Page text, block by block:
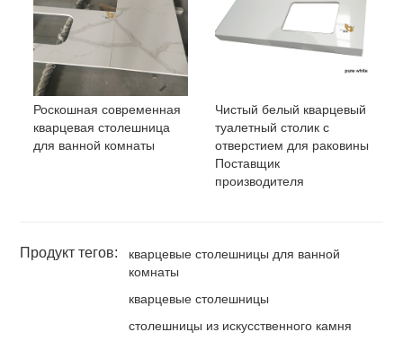
Роскошная современная
кварцевая столешница
для ванной комнаты
Чистый белый кварцевый
туалетный столик с
отверстием для раковины
Поставщик
производителя
Продукт тегов:
кварцевые столешницы для ванной
комнаты
кварцевые столешницы
столешницы из искусственного камня